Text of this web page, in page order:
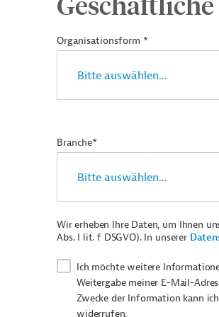
Organisationsform *
Branche*
Wir erheben Ihre Daten, um Ihnen
Abs. I lit. f DSGVO). In unserer
Ich möchte weitere
Weitergabe meiner E-Mail-
Zwecke der Information kann
widerrufen.